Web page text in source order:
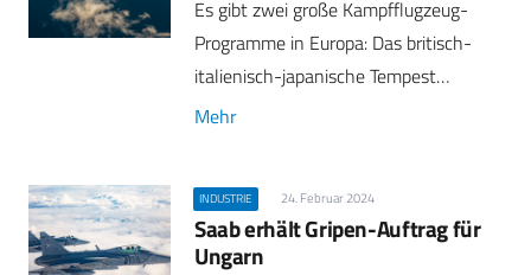
Es gibt zwei große Kampfflugzeug-
Programme in Europa: Das britisch-
italienisch-japanische Tempest…
Mehr
INDUSTRIE 24. Februar 2024
Saab erhält Gripen-Auftrag für
Ungarn